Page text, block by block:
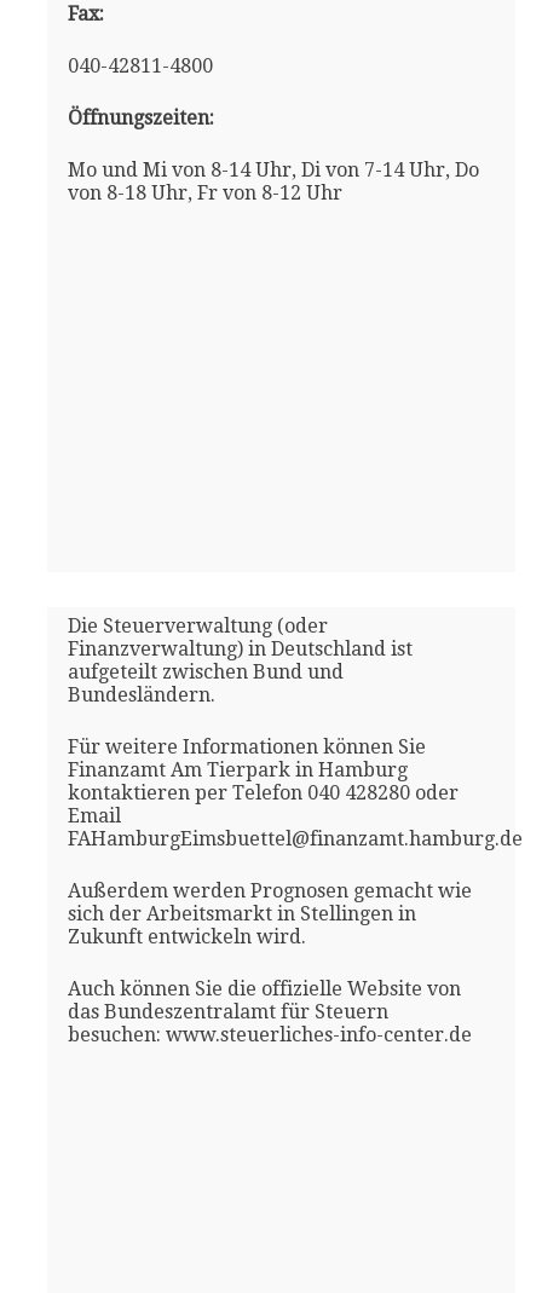
Fax:
040-42811-4800
Öffnungszeiten:
Mo und Mi von 8-14 Uhr, Di von 7-14 Uhr, Do
von 8-18 Uhr, Fr von 8-12 Uhr
Die Steuerverwaltung (oder
Finanzverwaltung) in Deutschland ist
aufgeteilt zwischen Bund und
Bundesländern.
Für weitere Informationen können Sie
Finanzamt Am Tierpark in Hamburg
kontaktieren per Telefon 040 428280 oder
Email
FAHamburgEimsbuettel@finanzamt.hamburg.de
Außerdem werden Prognosen gemacht wie
sich der Arbeitsmarkt in Stellingen in
Zukunft entwickeln wird.
Auch können Sie die offizielle Website von
das Bundeszentralamt für Steuern
besuchen: www.steuerliches-info-center.de